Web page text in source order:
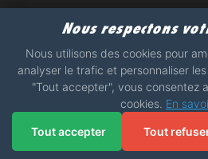
2017 - 2026 - STICKERS-GARAGE.COM - MADE WITH
Nous respectons
Nous utilisons des cookies pour
analyser le trafic et personnaliser
"Tout accepter", vous consentez
cookies. En
Tout accepter Tout